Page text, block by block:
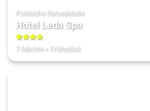
Polnische Ostseeküste
Hotel Leda Spa
4
7 Nächte+ Frühstück